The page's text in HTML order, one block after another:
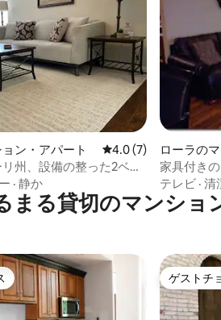
星の平均評価
ン・アパート レビュー7件、5つ星
4.0 (7)
州、設備の整った2ベッ
ユニットC
· 静か
ローラの
家具付き
2バスルー
テレビ · 清
まる貸切のマンショ
ゲストチ
ゲストチ